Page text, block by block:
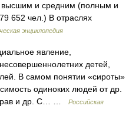
высшим и средним (полным и
652 чел.) В отраслях
энциклопедия
явление,
детей,
В самом понятии «сироты»
одиноких людей от др.
прав и др. С… …
Российская